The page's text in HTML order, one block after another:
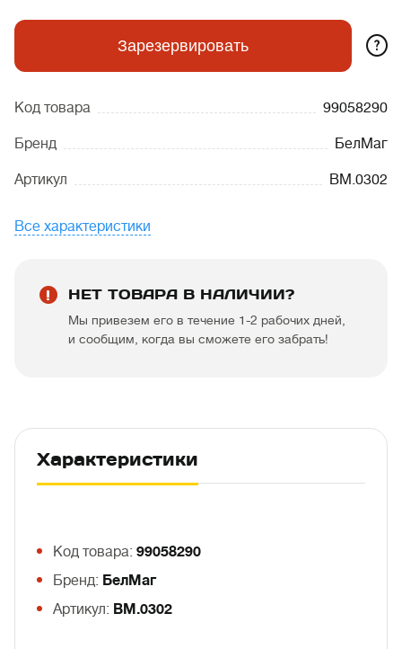
Зарезервировать ?
Код товара 99058290
Бренд БелМаг
Артикул BM.0302
Все характеристики
НЕТ ТОВАРА В НАЛИЧИИ?
Мы привезем его в течение 1-2 рабочих дней,
и сообщим, когда вы сможете его забрать!
Характеристики
Код товара: 99058290
Бренд: БелМаг
Артикул: BM.0302